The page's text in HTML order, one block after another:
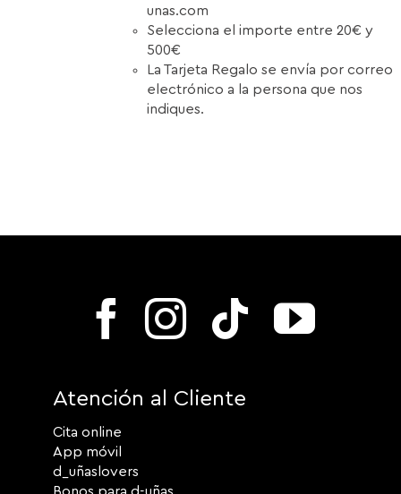
unas.com
Selecciona el importe entre 20€ y
500€
La Tarjeta Regalo se envía por correo
electrónico a la persona que nos
indiques.
Atención al Cliente
Cita online
App móvil
d_uñaslovers